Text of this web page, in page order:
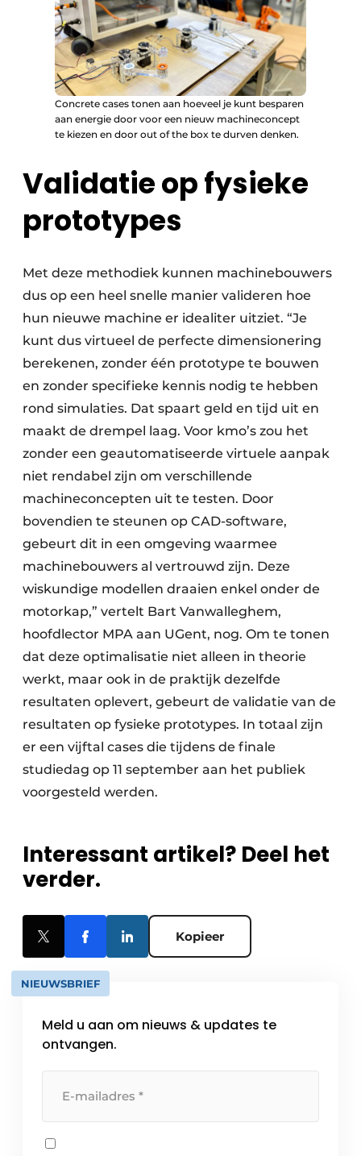
Concrete cases tonen aan hoeveel je kunt besparen
aan energie door voor een nieuw machineconcept
te kiezen en door out of the box te durven denken.
Validatie op fysieke
prototypes
Met deze methodiek kunnen machinebouwers
dus op een heel snelle manier valideren hoe
hun nieuwe machine er idealiter uitziet. “Je
kunt dus virtueel de perfecte dimensionering
berekenen, zonder één prototype te bouwen
en zonder specifieke kennis nodig te hebben
rond simulaties. Dat spaart geld en tijd uit en
maakt de drempel laag. Voor kmo’s zou het
zonder een geautomatiseerde virtuele aanpak
niet rendabel zijn om verschillende
machineconcepten uit te testen. Door
bovendien te steunen op CAD-software,
gebeurt dit in een omgeving waarmee
machinebouwers al vertrouwd zijn. Deze
wiskundige modellen draaien enkel onder de
motorkap,” vertelt Bart Vanwalleghem,
hoofdlector MPA aan UGent, nog. Om te tonen
dat deze optimalisatie niet alleen in theorie
werkt, maar ook in de praktijk dezelfde
resultaten oplevert, gebeurt de validatie van de
resultaten op fysieke prototypes. In totaal zijn
er een vijftal cases die tijdens de finale
studiedag op 11 september aan het publiek
voorgesteld werden.
Interessant artikel? Deel het
verder.
Kopieer
NIEUWSBRIEF
Meld u aan om nieuws & updates te
ontvangen.